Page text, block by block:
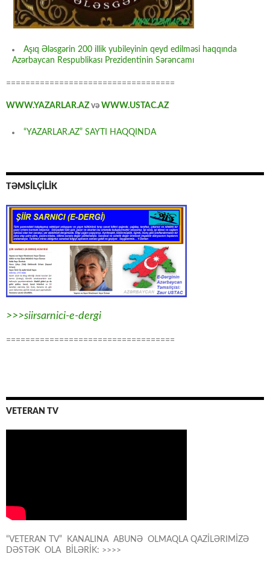
Aşıq Ələsgərin 200 illik yubileyinin qeyd edilməsi haqqında
Azərbaycan Respublikası Prezidentinin Sərəncamı
===================================
WWW.YAZARLAR.AZ və WWW.USTAC.AZ
“YAZARLAR.AZ” SAYTI HAQQINDA
TƏMSİLÇİLİK
>>>siirsarnici-e-dergi
===================================
VETERAN TV
“VETERAN TV” KANALINA ABUNƏ OLMAQLA QAZİLƏRIMİZƏ
DƏSTƏK OLA BİLƏRİK: >>>>